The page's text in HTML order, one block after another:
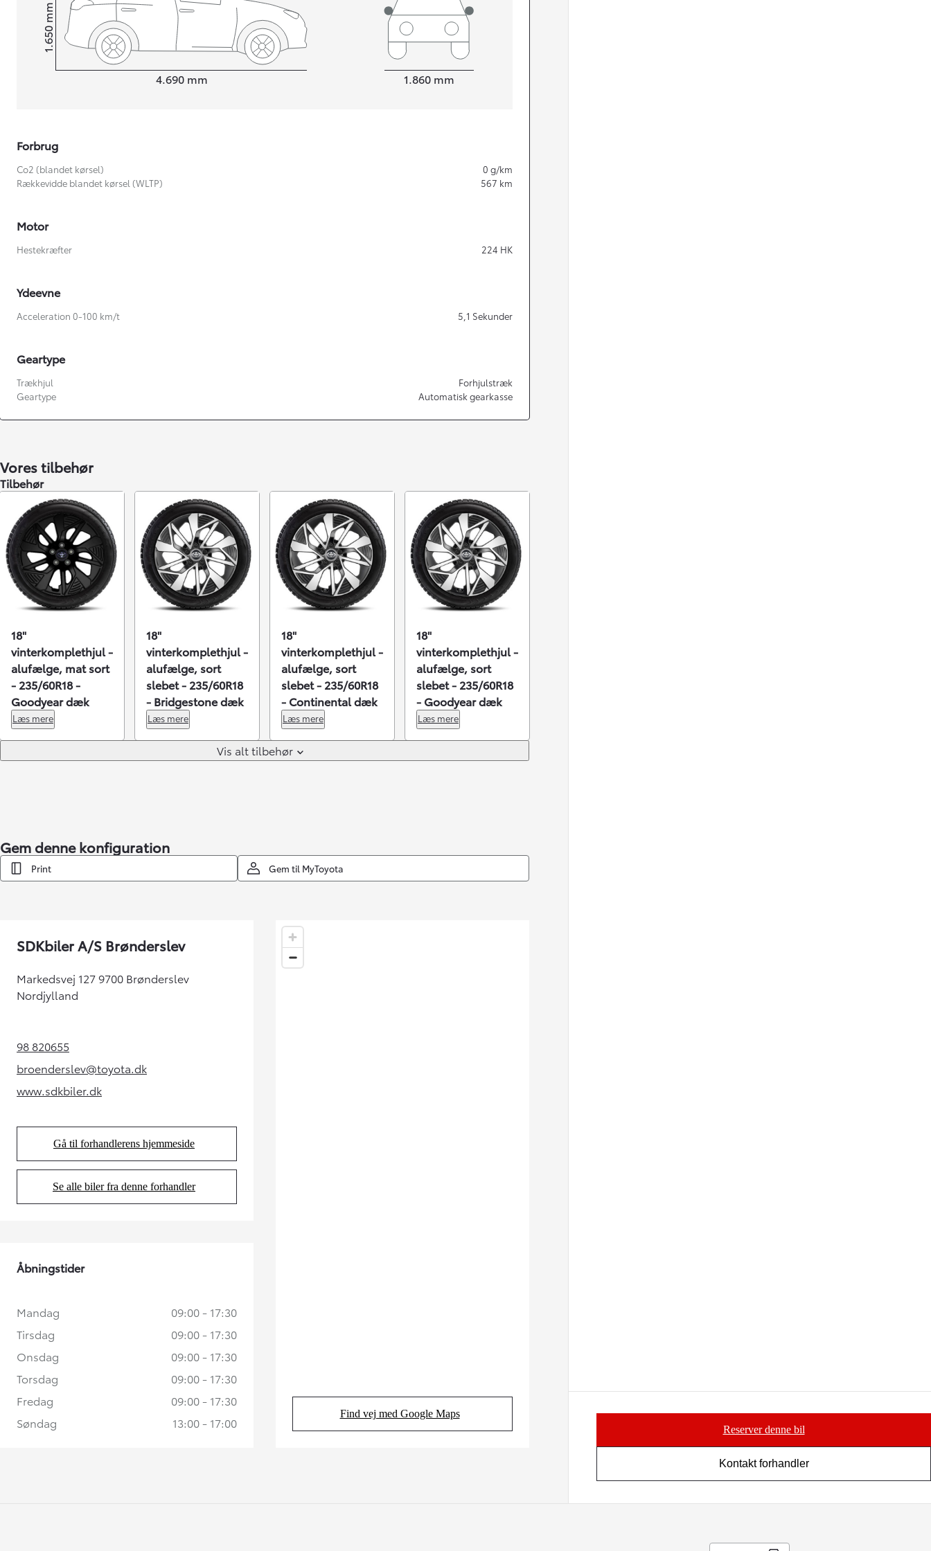
Reserver denne bil
Kontakt forhandler
4.690 mm
Højt1.650
mm
1.860 mm
Forbrug
Co2 (blandet kørsel) 0 g/km
Rækkevidde blandet kørsel (WLTP)
567 km
Motor
Hestekræfter 224 HK
Ydeevne
Acceleration 0-100 km/t 5,1 Sekunder
Geartype
Trækhjul
Forhjulstræk
Geartype
Automatisk gearkasse
Vores tilbehør
Tilbehør
18"
vinterkomplethjul -
alufælge, mat sort
- 235/60R18 -
Goodyear dæk
Læs mere
18"
vinterkomplethjul -
alufælge, sort
slebet - 235/60R18
- Bridgestone dæk
Læs mere
18"
vinterkomplethjul -
alufælge, sort
slebet - 235/60R18
- Continental dæk
Læs mere
18"
vinterkomplethjul -
alufælge, sort
slebet - 235/60R18
- Goodyear dæk
Læs mere
Vis alt tilbehør
Gem denne konfiguration
Print Gem til MyToyota
SDKbiler A/S Brønderslev
Markedsvej 127 9700 Brønderslev
Nordjylland
98 820655(Opens in new tab)
broenderslev@toyota.dk
(Opens in new tab)
www.sdkbiler.dk(Opens in new tab)
Gå til forhandlerens hjemmeside
(Opens in new tab)
Se alle biler fra denne forhandler
(Opens in new tab)
Find vej med Google Maps
(Opens in new tab)
Åbningstider
Mandag
09:00 - 17:30
Tirsdag
09:00 - 17:30
Onsdag
09:00 - 17:30
Torsdag
09:00 - 17:30
Fredag
09:00 - 17:30
Søndag
13:00 - 17:00